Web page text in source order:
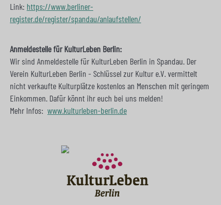
Link: https://www.berliner-
register.de/register/spandau/anlaufstellen/
Anmeldestelle für KulturLeben Berlin:
Wir sind Anmeldestelle für KulturLeben Berlin in Spandau. Der
Verein KulturLeben Berlin - Schlüssel zur Kultur e.V. vermittelt
nicht verkaufte Kulturplätze kostenlos an Menschen mit geringem
Einkommen. Dafür könnt ihr euch bei uns melden!
Mehr Infos: www.kulturleben-berlin.de